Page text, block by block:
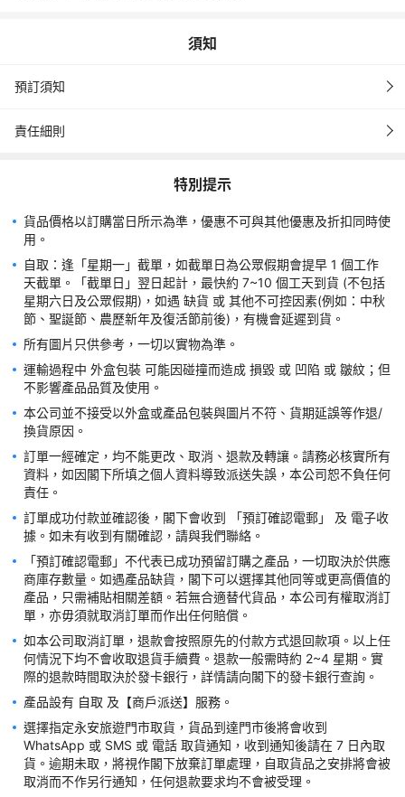
須知
預訂須知
責任細則
特別提示
貨品價格以訂購當日所示為準，優惠不可與其他優惠及折扣同時使
自取：逢「星期一」截單，如截單日為公眾假期會提早 1 個工作
天截單。「截單日」翌日起計，最快約 7~10 個工天到貨 (不包括
星期六日及公眾假期)，如遇 缺貨 或 其他不可控因素(例如：中秋
運輸過程中 外盒包裝 可能因碰撞而造成 損毀 或 凹陷 或 皺紋；但
本公司並不接受以外盒或產品包裝與圖片不符、貨期延誤等作退/
訂單一經確定，均不能更改、取消、退款及轉讓。請務必核實所有
資料，如因閣下所填之個人資料導致派送失誤，本公司恕不負任何
訂單成功付款並確認後，閣下會收到 「預訂確認電郵」 及 電子收
「預訂確認電郵」不代表已成功預留訂購之產品，一切取決於供應
商庫存數量。如遇產品缺貨，閣下可以選擇其他同等或更高價值的
產品，只需補貼相關差額。若無合適替代貨品，本公司有權取消訂
如本公司取消訂單，退款會按照原先的付款方式退回款項。以上任
何情況下均不會收取退貨手續費。退款一般需時約 2~4 星期。實
選擇指定永安旅遊門市取貨，貨品到達門市後將會收到
WhatsApp 或 SMS 或 電話 取貨通知，收到通知後請在 7 日內取
貨。逾期未取，將視作閣下放棄訂單處理，自取貨品之安排將會被